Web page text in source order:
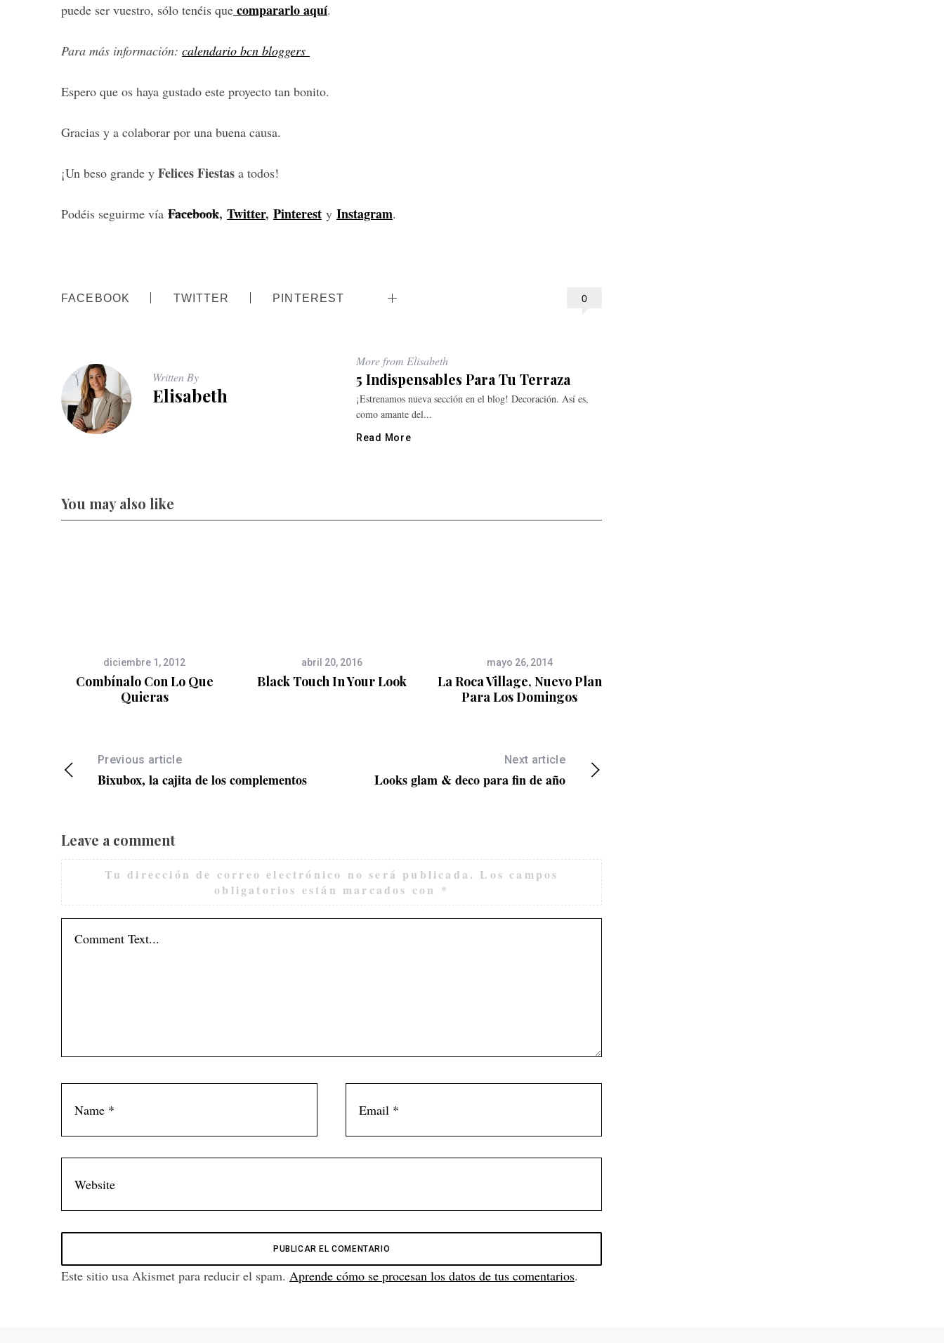
puede ser vuestro, sólo tenéis que compararlo aquí.
Para más información: calendario bcn bloggers
Espero que os haya gustado este proyecto tan bonito.
Gracias y a colaborar por una buena causa.
¡Un beso grande y Felices Fiestas a todos!
Podéis seguirme vía Facebook, Twitter, Pinterest y Instagram.
0
FACEBOOK TWITTER PINTEREST
Written By
Elisabeth
More from Elisabeth
5 Indispensables Para Tu Terraza
¡Estrenamos nueva sección en el blog! Decoración. Así es,
como amante del...
Read More
You may also like
diciembre 1, 2012
Combínalo Con Lo Que
Quieras
abril 20, 2016
Black Touch In Your Look
mayo 26, 2014
La Roca Village, Nuevo Plan
Para Los Domingos
Previous article
Bixubox, la cajita de los complementos
Next article
Looks glam & deco para fin de año
Leave a comment
Tu dirección de correo electrónico no será publicada. Los campos
obligatorios están marcados con *
Este sitio usa Akismet para reducir el spam. Aprende cómo se procesan los datos de tus comentarios.
S
r
f